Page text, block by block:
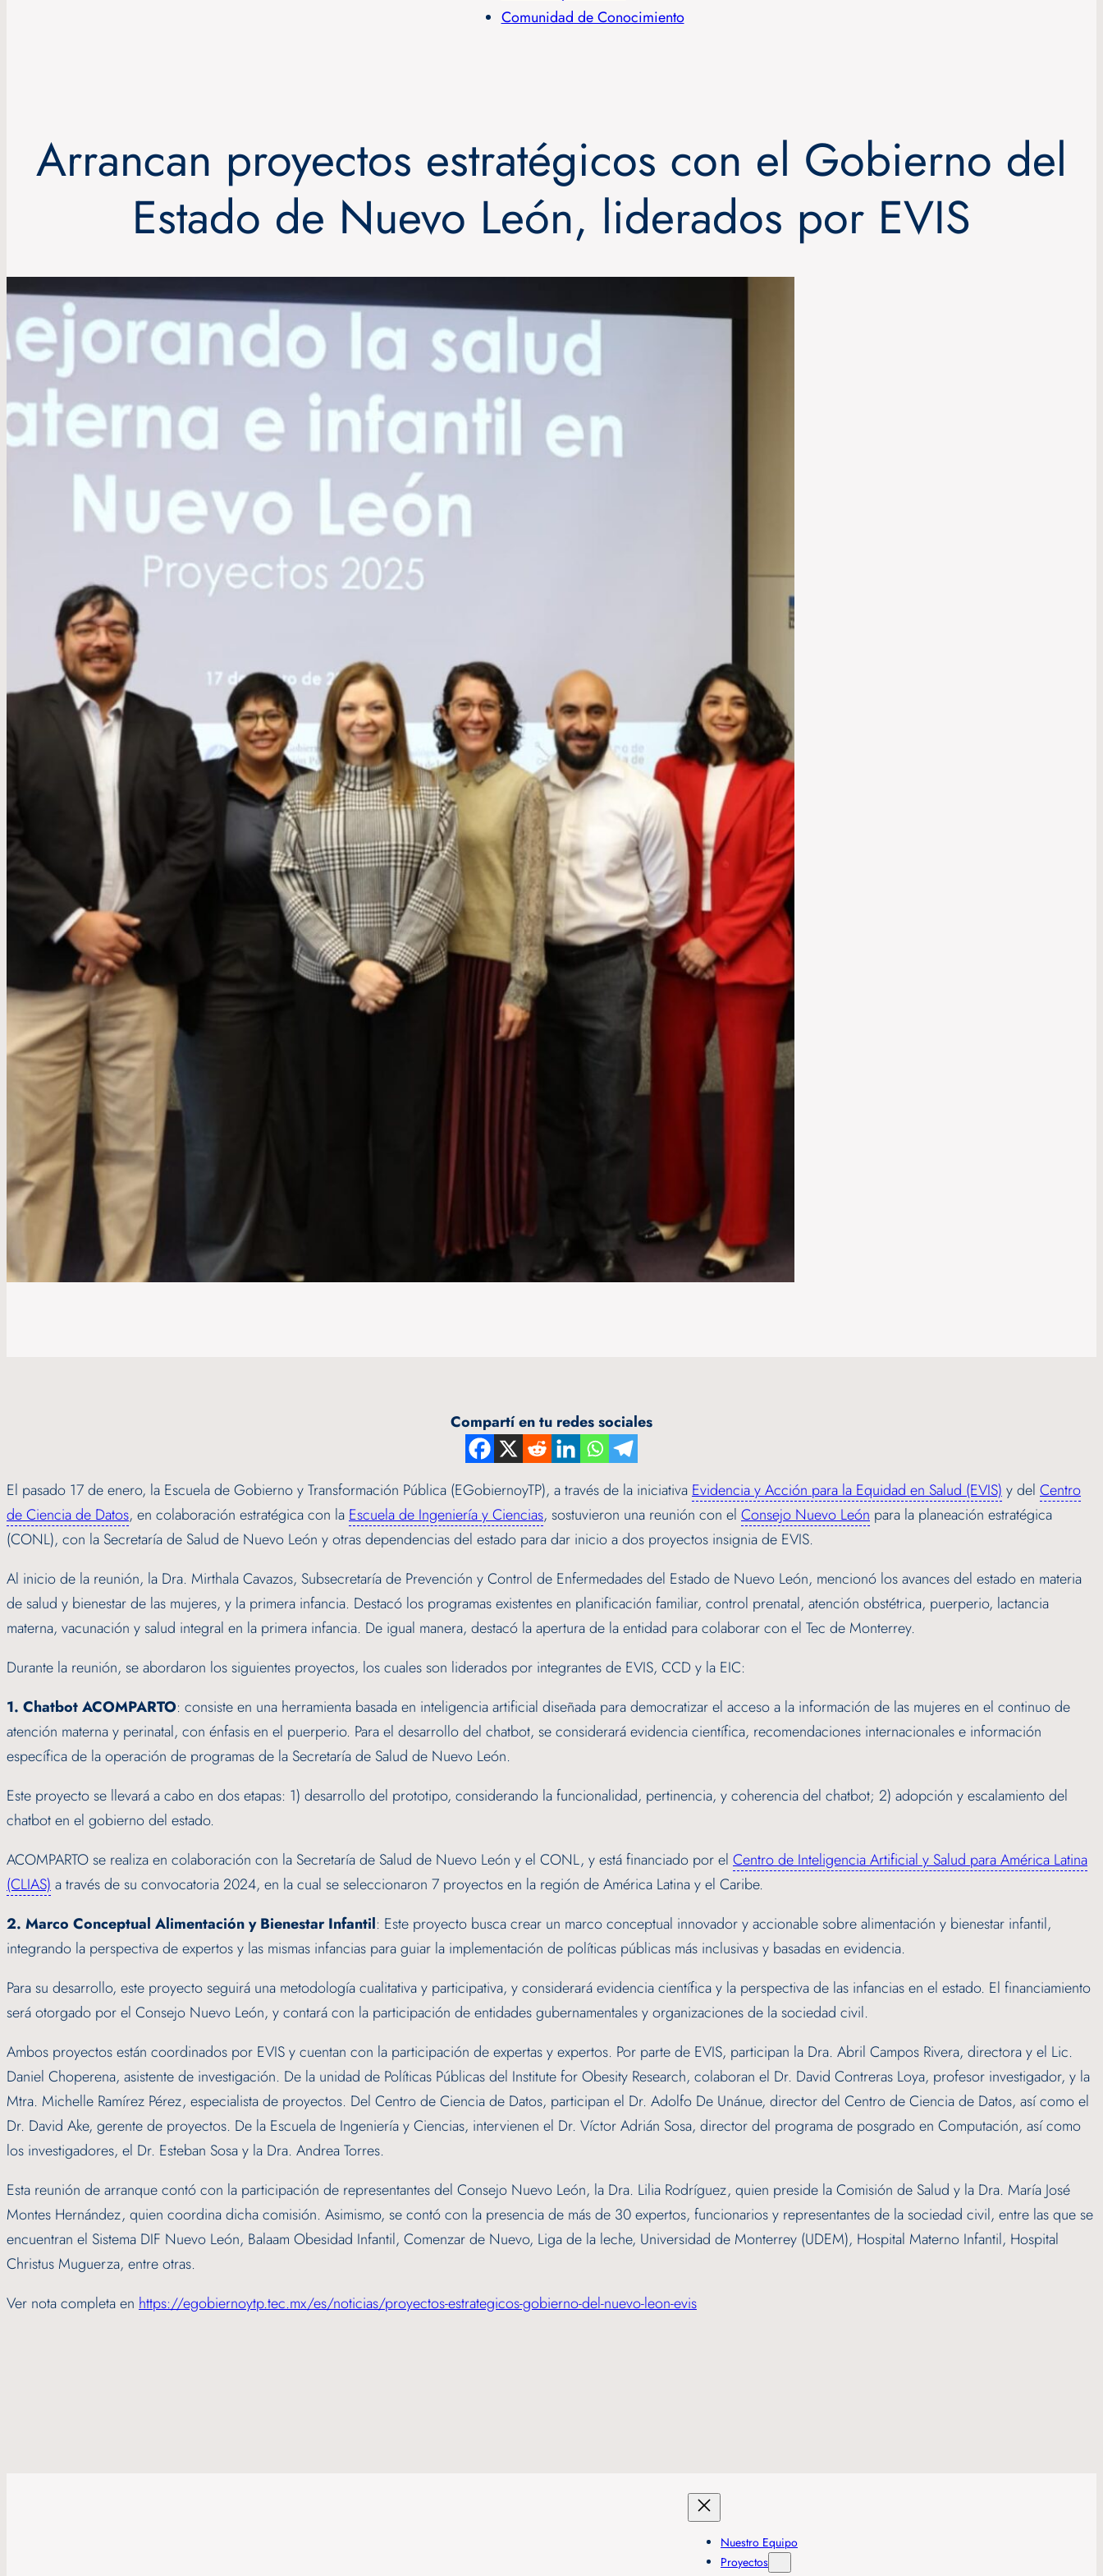
Comunidad de Conocimiento
Arrancan proyectos estratégicos con el Gobierno del
Estado de Nuevo León, liderados por EVIS
Compartí en tu redes sociales
El pasado 17 de enero, la Escuela de Gobierno y Transformación Pública (EGobiernoyTP), a través de la iniciativa Evidencia y Acción para la Equidad en Salud (EVIS) y del Centro
de Ciencia de Datos, en colaboración estratégica con la Escuela de Ingeniería y Ciencias, sostuvieron una reunión con el Consejo Nuevo León para la planeación estratégica
(CONL), con la Secretaría de Salud de Nuevo León y otras dependencias del estado para dar inicio a dos proyectos insignia de EVIS.
Al inicio de la reunión, la Dra. Mirthala Cavazos, Subsecretaría de Prevención y Control de Enfermedades del Estado de Nuevo León, mencionó los avances del estado en materia
de salud y bienestar de las mujeres, y la primera infancia. Destacó los programas existentes en planificación familiar, control prenatal, atención obstétrica, puerperio, lactancia
materna, vacunación y salud integral en la primera infancia. De igual manera, destacó la apertura de la entidad para colaborar con el Tec de Monterrey.
Durante la reunión, se abordaron los siguientes proyectos, los cuales son liderados por integrantes de EVIS, CCD y la EIC:
1. Chatbot ACOMPARTO: consiste en una herramienta basada en inteligencia artificial diseñada para democratizar el acceso a la información de las mujeres en el continuo de
atención materna y perinatal, con énfasis en el puerperio. Para el desarrollo del chatbot, se considerará evidencia científica, recomendaciones internacionales e información
específica de la operación de programas de la Secretaría de Salud de Nuevo León.
Este proyecto se llevará a cabo en dos etapas: 1) desarrollo del prototipo, considerando la funcionalidad, pertinencia, y coherencia del chatbot; 2) adopción y escalamiento del
chatbot en el gobierno del estado.
ACOMPARTO se realiza en colaboración con la Secretaría de Salud de Nuevo León y el CONL, y está financiado por el Centro de Inteligencia Artificial y Salud para América Latina
(CLIAS) a través de su convocatoria 2024, en la cual se seleccionaron 7 proyectos en la región de América Latina y el Caribe.
2. Marco Conceptual Alimentación y Bienestar Infantil: Este proyecto busca crear un marco conceptual innovador y accionable sobre alimentación y bienestar infantil,
integrando la perspectiva de expertos y las mismas infancias para guiar la implementación de políticas públicas más inclusivas y basadas en evidencia.
Para su desarrollo, este proyecto seguirá una metodología cualitativa y participativa, y considerará evidencia científica y la perspectiva de las infancias en el estado. El financiamiento
será otorgado por el Consejo Nuevo León, y contará con la participación de entidades gubernamentales y organizaciones de la sociedad civil.
Ambos proyectos están coordinados por EVIS y cuentan con la participación de expertas y expertos. Por parte de EVIS, participan la Dra. Abril Campos Rivera, directora y el Lic.
Daniel Choperena, asistente de investigación. De la unidad de Políticas Públicas del Institute for Obesity Research, colaboran el Dr. David Contreras Loya, profesor investigador, y la
Mtra. Michelle Ramírez Pérez, especialista de proyectos. Del Centro de Ciencia de Datos, participan el Dr. Adolfo De Unánue, director del Centro de Ciencia de Datos, así como el
Dr. David Ake, gerente de proyectos. De la Escuela de Ingeniería y Ciencias, intervienen el Dr. Víctor Adrián Sosa, director del programa de posgrado en Computación, así como
los investigadores, el Dr. Esteban Sosa y la Dra. Andrea Torres.
Esta reunión de arranque contó con la participación de representantes del Consejo Nuevo León, la Dra. Lilia Rodríguez, quien preside la Comisión de Salud y la Dra. María José
Montes Hernández, quien coordina dicha comisión. Asimismo, se contó con la presencia de más de 30 expertos, funcionarios y representantes de la sociedad civil, entre las que se
encuentran el Sistema DIF Nuevo León, Balaam Obesidad Infantil, Comenzar de Nuevo, Liga de la leche, Universidad de Monterrey (UDEM), Hospital Materno Infantil, Hospital
Christus Muguerza, entre otras.
Ver nota completa en https://egobiernoytp.tec.mx/es/noticias/proyectos-estrategicos-gobierno-del-nuevo-leon-evis
Nuestro Equipo
Proyectos